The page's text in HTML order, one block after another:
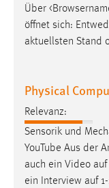
Über
öffnet sich:
aktuellsten Stand
Physical
Relevanz:
Sensorik und
YouTube Aus der
auch ein Video auf
ein Interview auf1-
Diese
unsere
Name:
_pk_ref,
Zweck:
Cookie
Max. 13